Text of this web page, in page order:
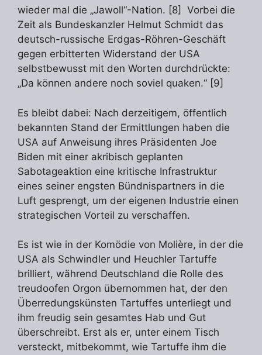
wieder mal die „Jawoll“-Nation. [8] Vorbei die
Zeit als Bundeskanzler Helmut Schmidt das
deutsch-russische Erdgas-Röhren-Geschäft
gegen erbitterten Widerstand der USA
selbstbewusst mit den Worten durchdrückte:
„Da können andere noch soviel quaken.“ [9]
Es bleibt dabei: Nach derzeitigem, öffentlich
bekannten Stand der Ermittlungen haben die
USA auf Anweisung ihres Präsidenten Joe
Biden mit einer akribisch geplanten
Sabotageaktion eine kritische Infrastruktur
eines seiner engsten Bündnispartners in die
Luft gesprengt, um der eigenen Industrie einen
strategischen Vorteil zu verschaffen.
Es ist wie in der Komödie von Molière, in der die
USA als Schwindler und Heuchler Tartuffe
brilliert, während Deutschland die Rolle des
treudoofen Orgon übernommen hat, der den
Überredungskünsten Tartuffes unterliegt und
ihm freudig sein gesamtes Hab und Gut
überschreibt. Erst als er, unter einem Tisch
versteckt, mitbekommt, wie Tartuffe ihm die